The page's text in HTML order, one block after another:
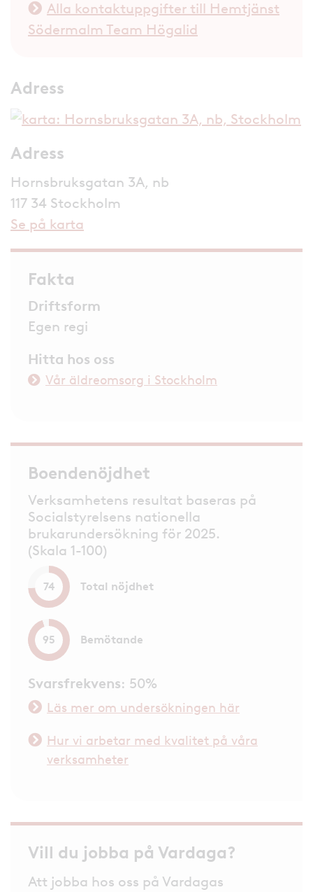
Alla kontaktuppgifter till Hemtjänst
Södermalm Team Högalid
Adress
Adress
Hornsbruksgatan 3A, nb
117 34 Stockholm
Se på karta
Fakta
Driftsform
Egen regi
Hitta hos oss
Vår äldreomsorg i Stockholm
Boendenöjdhet
Verksamhetens resultat baseras på
Socialstyrelsens nationella
brukarundersökning för 2025.
(Skala 1-100)
74 Total nöjdhet
95 Bemötande
Svarsfrekvens: 50%
Läs mer om undersökningen här
Hur vi arbetar med kvalitet på våra
verksamheter
Vill du jobba på Vardaga?
Att jobba hos oss på Vardagas